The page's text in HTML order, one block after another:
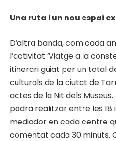
Una ruta i un nou espai
D’altra banda, com cada
l’activitat ‘Viatge a la
itinerari guiat per un total
culturals de la ciutat de
actes de la Nit dels
podrà realitzar entre les 18
mediador en cada centre
comentat cada 30 minuts.